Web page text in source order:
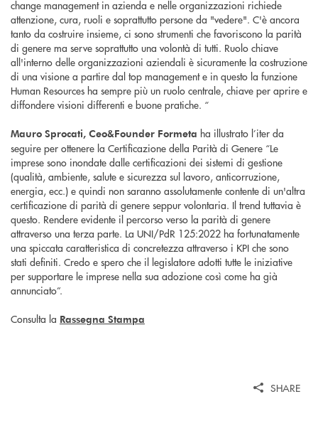
change management in azienda e nelle organizzazioni richiede
attenzione, cura, ruoli e soprattutto persone da "vedere". C'è ancora
tanto da costruire insieme, ci sono strumenti che favoriscono la parità
di genere ma serve soprattutto una volontà di tutti. Ruolo chiave
all'interno delle organizzazioni aziendali è sicuramente la costruzione
di una visione a partire dal top management e in questo la funzione
Human Resources ha sempre più un ruolo centrale, chiave per aprire e
diffondere visioni differenti e buone pratiche. “
Mauro Sprocati, Ceo&Founder Formeta ha illustrato l’iter da
seguire per ottenere la Certificazione della Parità di Genere “Le
imprese sono inondate dalle certificazioni dei sistemi di gestione
(qualità, ambiente, salute e sicurezza sul lavoro, anticorruzione,
energia, ecc.) e quindi non saranno assolutamente contente di un'altra
certificazione di parità di genere seppur volontaria. Il trend tuttavia è
questo. Rendere evidente il percorso verso la parità di genere
attraverso una terza parte. La UNI/PdR 125:2022 ha fortunatamente
una spiccata caratteristica di concretezza attraverso i KPI che sono
stati definiti. Credo e spero che il legislatore adotti tutte le iniziative
per supportare le imprese nella sua adozione così come ha già
annunciato”.
Consulta la Rassegna Stampa
SHARE